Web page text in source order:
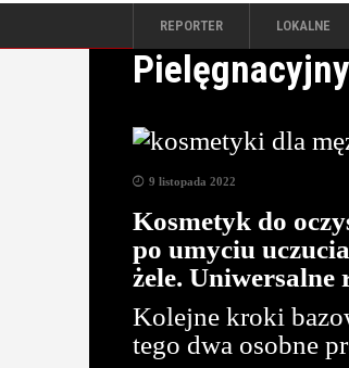
REPORTER LOKALNE
9 listopada 2022
Kosmetyk do
po umyciu
żele.
Kolejne kroki
tego dwa osobne